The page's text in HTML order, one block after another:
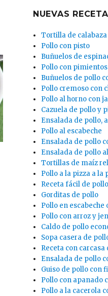
NUEVAS
Tortilla de
Pollo con pisto
Buñuelos de
Pollo con
Buñuelos de pollo
Pollo cremoso con
Pollo al horno con
Cazuela de pollo y
Ensalada de pollo,
Pollo al escabeche
Ensalada de pollo
Ensalada de pollo
Tortillas de maíz
Pollo a la pizza a la
Receta fácil de
Gorditas de pollo
Pollo en escabeche
Pollo con arroz y
Caldo de pollo
Sopa casera de
Receta con carcasa
Ensalada de pollo
Guiso de pollo con
Pollo con apanado
Pollo a la cacerola